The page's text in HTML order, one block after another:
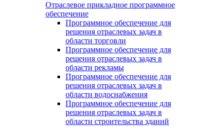
Отраслевое прикладное программное
обеспечение
Программное обеспечение для
решения отраслевых задач в
области торговли
Программное обеспечение для
решения отраслевых задач в
области рекламы
Программное обеспечение для
решения отраслевых задач в
области водоснабжения
Программное обеспечение для
решения отраслевых задач в
области строительства зданий